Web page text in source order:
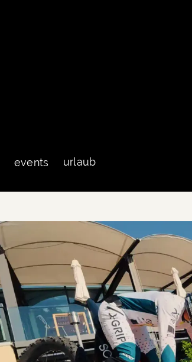
events
urlaub